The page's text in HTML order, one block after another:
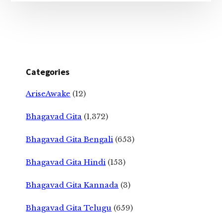
Categories
AriseAwake (12)
Bhagavad Gita (1,372)
Bhagavad Gita Bengali (653)
Bhagavad Gita Hindi (153)
Bhagavad Gita Kannada (3)
Bhagavad Gita Telugu (659)